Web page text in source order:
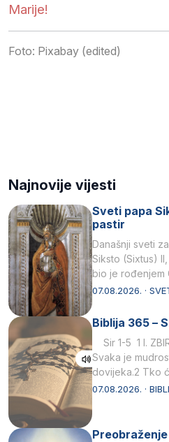
Marije!
Foto: Pixabay (edited)
Najnovije vijesti
Sveti papa
pastir
Današnji sveti
Siksto (Sixtus)
bio je rođenjem
afričkim…
07.08.2026. ·
Biblija 365 –
Sir 1-5 1 I.
Svaka je
dovijeka.2 Tko
07.08.2026. ·